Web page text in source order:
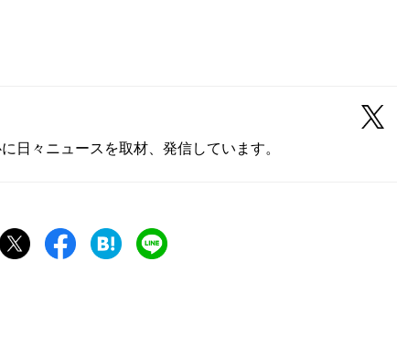
日々ニュースを取材、発信しています。